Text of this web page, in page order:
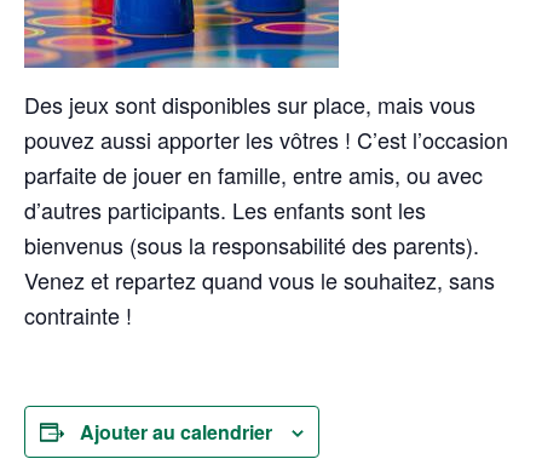
Des jeux sont disponibles sur place, mais vous
pouvez aussi apporter les vôtres ! C’est l’occasion
parfaite de jouer en famille, entre amis, ou avec
d’autres participants. Les enfants sont les
bienvenus (sous la responsabilité des parents).
Venez et repartez quand vous le souhaitez, sans
contrainte !
Ajouter au calendrier